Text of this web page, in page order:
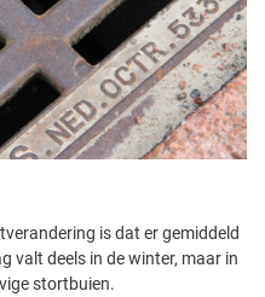
is dat er gemiddeld
valt deels in de winter, maar in
stortbuien.